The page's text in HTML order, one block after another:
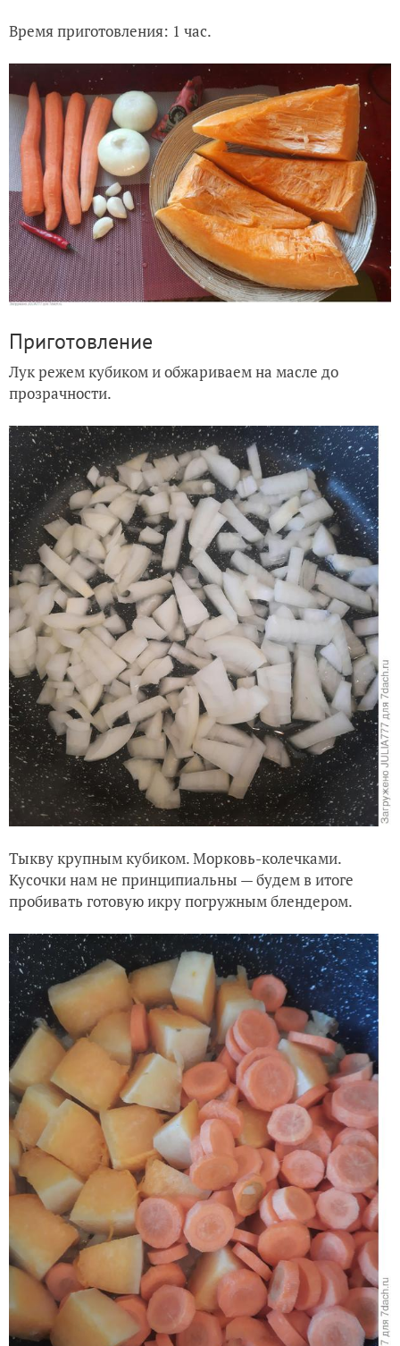
Время приготовления: 1 час.
Приготовление
Лук режем кубиком и обжариваем на масле до
прозрачности.
Тыкву крупным кубиком. Морковь-колечками.
Кусочки нам не принципиальны — будем в итоге
пробивать готовую икру погружным блендером.